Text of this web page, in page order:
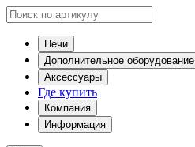
Печи
Дополнительное оборудование
Аксессуары
Где купить
Компания
Информация